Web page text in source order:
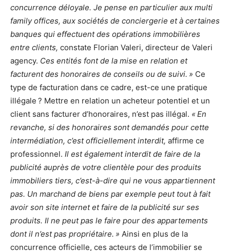
concurrence déloyale. Je pense en particulier aux multi
family offices, aux sociétés de conciergerie et à certaines
banques qui effectuent des opérations immobilières
entre clients, constate Florian Valeri, directeur de Valeri
agency. Ces entités font de la mise en relation et
facturent des honoraires de conseils ou de suivi. » Ce
type de facturation dans ce cadre, est-ce une pratique
illégale ? Mettre en relation un acheteur potentiel et un
client sans facturer d’honoraires, n’est pas illégal. « En
revanche, si des honoraires sont demandés pour cette
intermédiation, c’est officiellement interdit, affirme ce
professionnel. Il est également interdit de faire de la
publicité auprès de votre clientèle pour des produits
immobiliers tiers, c’est-à-dire qui ne vous appartiennent
pas. Un marchand de biens par exemple peut tout à fait
avoir son site internet et faire de la publicité sur ses
produits. Il ne peut pas le faire pour des appartements
dont il n’est pas propriétaire. » Ainsi en plus de la
concurrence officielle, ces acteurs de l’immobilier se